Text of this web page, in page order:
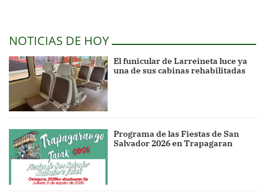
NOTICIAS DE HOY
El funicular de Larreineta luce ya
una de sus cabinas rehabilitadas
Programa de las Fiestas de San
Salvador 2026 en Trapagaran